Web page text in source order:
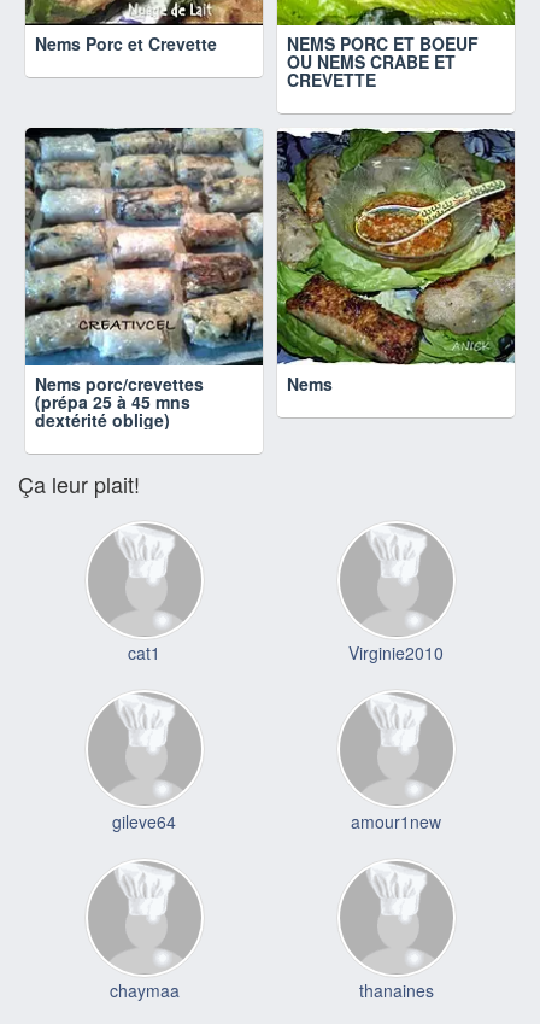
Nems Porc et Crevette NEMS PORC ET BOEUF
OU NEMS CRABE ET
CREVETTE
Nems porc/crevettes
(prépa 25 à 45 mns
dextérité oblige)
Nems
Ça leur plait!
cat1 Virginie2010
gileve64 amour1new
chaymaa thanaines